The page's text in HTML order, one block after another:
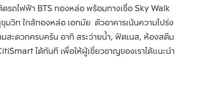
ถไฟฟ้า BTS ทองหล่อ พร้อมทางเชื่อ Sky Walk
มวิท ใกล้ทองหล่อ เอกมัย ตัวอาคารเน้นความโปร่ง
ะดวกครบครัน อาทิ สระว่ายน้ำ, ฟิตเนส, ห้องสตีม
ได้ทันที เพื่อให้ผู้เชี่ยวชาญของเราได้แนะนำ